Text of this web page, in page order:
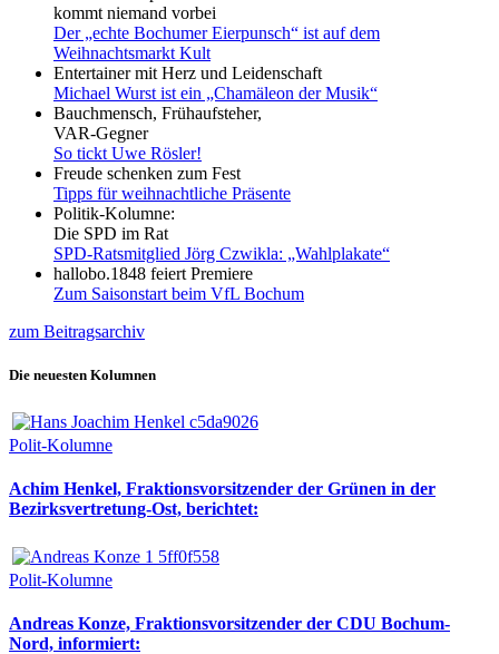
kommt niemand vorbei
Der „echte Bochumer Eierpunsch“ ist auf dem
Weihnachtsmarkt Kult
Entertainer mit Herz und Leidenschaft
Michael Wurst ist ein „Chamäleon der Musik“
Bauchmensch, Frühaufsteher,
VAR-Gegner
So tickt Uwe Rösler!
Freude schenken zum Fest
Tipps für weihnachtliche Präsente
Politik-Kolumne:
Die SPD im Rat
SPD-Ratsmitglied Jörg Czwikla: „Wahlplakate“
hallobo.1848 feiert Premiere
Zum Saisonstart beim VfL Bochum
zum Beitragsarchiv
Die neuesten Kolumnen
Polit-Kolumne
Achim Henkel, Fraktionsvorsitzender der Grünen in der
Bezirksvertretung-Ost, berichtet:
Polit-Kolumne
Andreas Konze, Fraktionsvorsitzender der CDU Bochum-
Nord, informiert: